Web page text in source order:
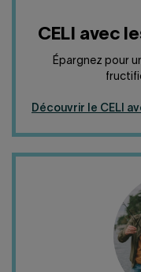
CELI avec
Épargnez pour
Découvrir le CELI